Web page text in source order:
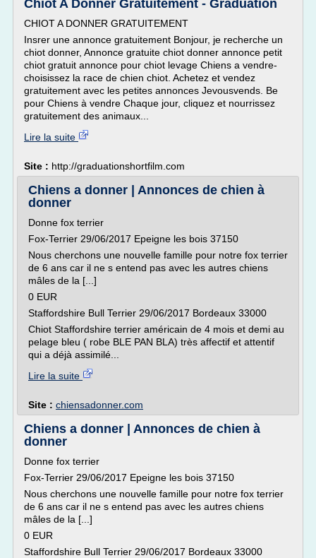
Chiot A Donner Gratuitement - Graduation
CHIOT A DONNER GRATUITEMENT
Insrer une annonce gratuitement Bonjour, je recherche un
chiot donner, Annonce gratuite chiot donner annonce petit
chiot gratuit annonce pour chiot levage Chiens a vendre-
choisissez la race de chien chiot. Achetez et vendez
gratuitement avec les petites annonces Jevousvends. Be
pour Chiens à vendre Chaque jour, cliquez et nourrissez
gratuitement des animaux...
Lire la suite
Site : http://graduationshortfilm.com
Chiens a donner | Annonces de chien à
donner
Donne fox terrier
Fox-Terrier 29/06/2017 Epeigne les bois 37150
Nous cherchons une nouvelle famille pour notre fox terrier
de 6 ans car il ne s entend pas avec les autres chiens
mâles de la [...]
0 EUR
Staffordshire Bull Terrier 29/06/2017 Bordeaux 33000
Chiot Staffordshire terrier américain de 4 mois et demi au
pelage bleu ( robe BLE PAN BLA) très affectif et attentif
qui a déjà assimilé...
Lire la suite
Site : chiensadonner.com
Chiens a donner | Annonces de chien à
donner
Donne fox terrier
Fox-Terrier 29/06/2017 Epeigne les bois 37150
Nous cherchons une nouvelle famille pour notre fox terrier
de 6 ans car il ne s entend pas avec les autres chiens
mâles de la [...]
0 EUR
Staffordshire Bull Terrier 29/06/2017 Bordeaux 33000